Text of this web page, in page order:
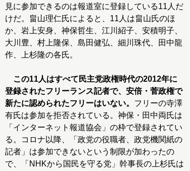
見に参加できるのは報道室に登録している11人だ
けだ。畠山理仁氏によると、11人は畠山氏のほ
か、岩上安身、神保哲生、江川紹子、安積明子、
大川豊、村上隆保、島田健弘、細川珠代、田中龍
作、上杉隆の各氏。
この11人はすべて民主党政権時代の2012年に
登録されたフリーランス記者で、安倍・菅政権で
新たに認められたフリーはいない。 フリーの寺澤
有氏は参加を拒否されている。神保・田中両氏は
「インターネット報道協会」の枠で登録されてい
る。コロナ以降、「政党の役職者、政党機関紙の
記者」は参加できないという制限が加わったの
で、「NHKから国民を守る党」幹事長の上杉氏は